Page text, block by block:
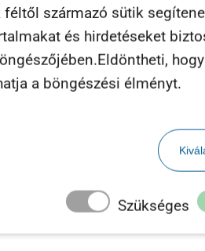
féltől származó sütik
és hirdetéseket
a böngészési élményt.
Szükséges
látszik, de a mögöttes
elmondható mindez.
a cégük mögött,
vásárlásukat
termékeiket kipróbálni!